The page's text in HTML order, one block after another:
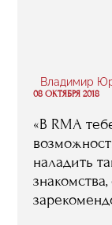
Владимир
08 ОКТЯБРЯ 2018
«В RMA
наладить